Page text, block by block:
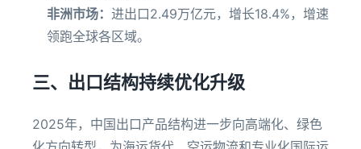
非洲市场： 进出口2.49万亿元，增长18.4%，增速
领跑全球各区域。
三、出口结构持续优化升级
2025年，中国出口产品结构进一步向高端化、绿色